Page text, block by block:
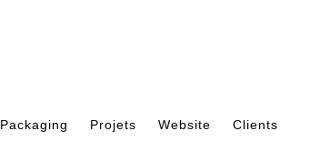
Packaging Projets Website Clients